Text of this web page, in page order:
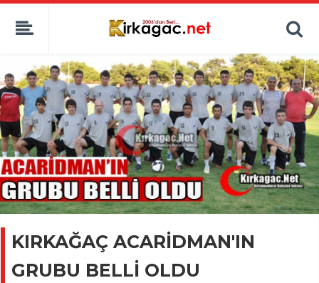
KIRKAĞAÇ ACARİDMAN'IN
GRUBU BELLİ OLDU